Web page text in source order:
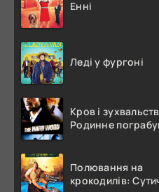
Енні
Леді у фургоні
Кров і
Родинне
Полювання на
крокодилів: